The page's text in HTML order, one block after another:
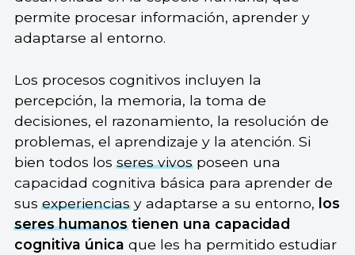
permite procesar información, aprender y
adaptarse al entorno.
Los procesos cognitivos incluyen la
percepción, la memoria, la toma de
decisiones, el razonamiento, la resolución de
problemas, el aprendizaje y la atención. Si
bien todos losseres vivosposeen una
capacidad cognitiva básica para aprender de
susexperienciasy adaptarse a su entorno, los
seres humanostienen una capacidad
cognitiva única que les ha permitido estudiar